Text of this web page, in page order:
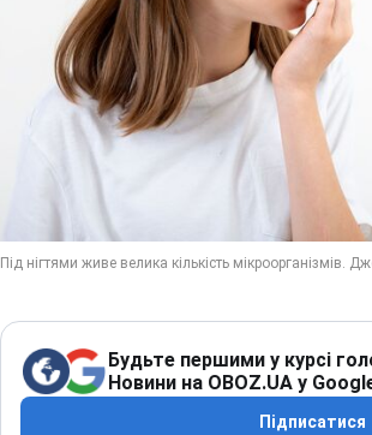
Будьте першими у курсі
Новини на OBOZ.UA у
Підписатися